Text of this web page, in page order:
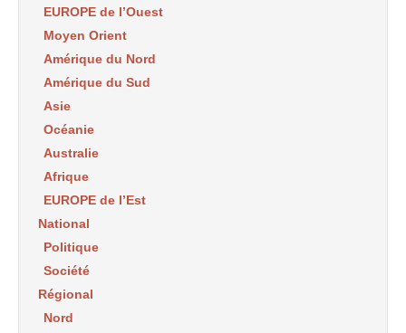
EUROPE de l’Ouest
Moyen Orient
Amérique du Nord
Amérique du Sud
Asie
Océanie
Australie
Afrique
EUROPE de l’Est
National
Politique
Société
Régional
Nord